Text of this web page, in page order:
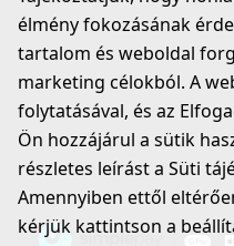
ELLECI - Csaptelep
MOKFLMBK
ELLECI - FLOW-PRO
mosogatókhoz - fekete
KITWPT-F-1VSELL-BK
35
élmény fokozásának
tartalom és weboldal
marketing célokból. A
folytatásával, és az
Ön hozzájárul a sütik
részletes leírást a Süti
Amennyiben ettől
kérjük kattintson a